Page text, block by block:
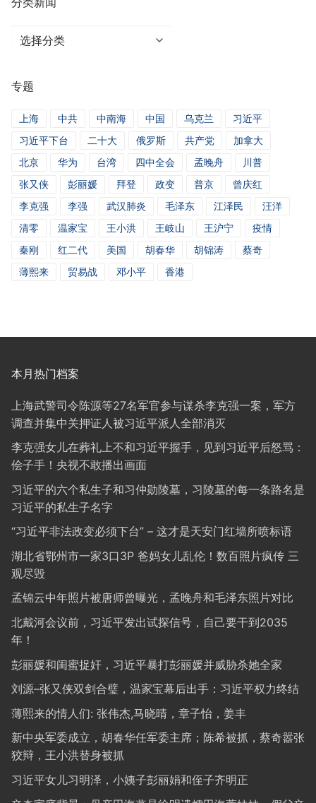
分
闻
专题
上海 中共 中南海 中国 乌克兰
习近平
习近平下台
二十大 俄罗斯 共产党
加拿大
北京
华为 台湾 四中全会 孟晚舟
川普
张又侠
彭丽媛 拜登 政变 普京
曾庆红
李克强
李强 武汉肺炎 毛泽东 江泽民
汪洋
清零
温家宝 王小洪 王岐山 王沪宁
疫情
秦刚
红二代 美国 胡春华 胡锦涛
蔡奇
薄熙来
贸易战 邓小平 香港
本月热门档案
上海武警司令陈源等27名军官参与谋杀李克强一案，军方
调查并集中关押证人被习近平派人全部消灭
李克强女儿在葬礼上不和习近平握手，见到习近平后怒骂：
侩子手！央视不敢播出画面
习近平的六个私生子和习仲勋陵墓，习陵墓的每一条路名是
习近平的私生子名字
“习近平非法政变必须下台” – 这才是天安门红墙所喷标语
湖北省鄂州市一家3口3P 爸妈女儿乱伦！数百照片疯传 三
观尽毁
孟锦云中年照片被唐师曾曝光，孟晚舟和毛泽东照片对比
北戴河会议前，习近平发出试探信号，自己要干到2035
年！
彭丽媛和闺蜜捉奸，习近平暴打彭丽媛并威胁杀她全家
刘源–张又侠双剑合璧，温家宝幕后出手：习近平权力终结
薄熙来的情人们: 张伟杰,马晓晴，章子怡，姜丰
新中央军委成立，胡春华任军委主席；陈希被抓，蔡奇嚣张
狡辩，王小洪替身被抓
习近平女儿习明泽，小姨子彭丽娟和侄子齐明正